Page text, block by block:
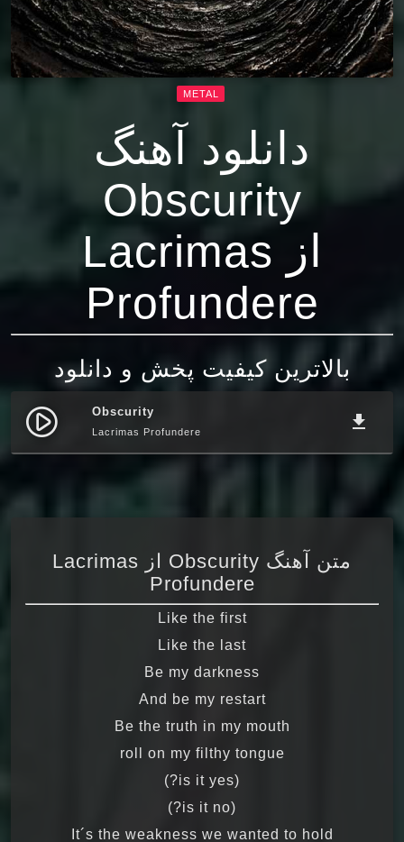
METAL
دانلود آهنگ
Obscurity
از Lacrimas
Profundere
بالاترین کیفیت پخش و دانلود
play_circle_filled Obscurity
Lacrimas Profundere file_download
متن آهنگ Obscurity از Lacrimas
Profundere
Like the first
Like the last
Be my darkness
And be my restart
Be the truth in my mouth
roll on my filthy tongue
(is it yes?)
(is it no?)
It´s the weakness we wanted to hold